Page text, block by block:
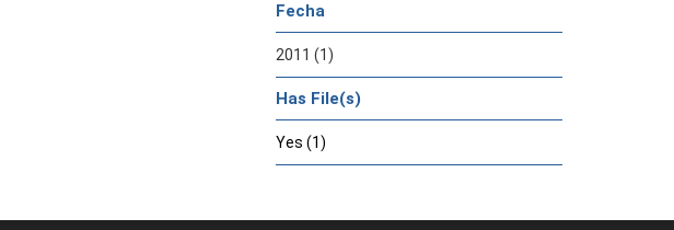
Fecha
2011 (1)
Has File(s)
Yes (1)